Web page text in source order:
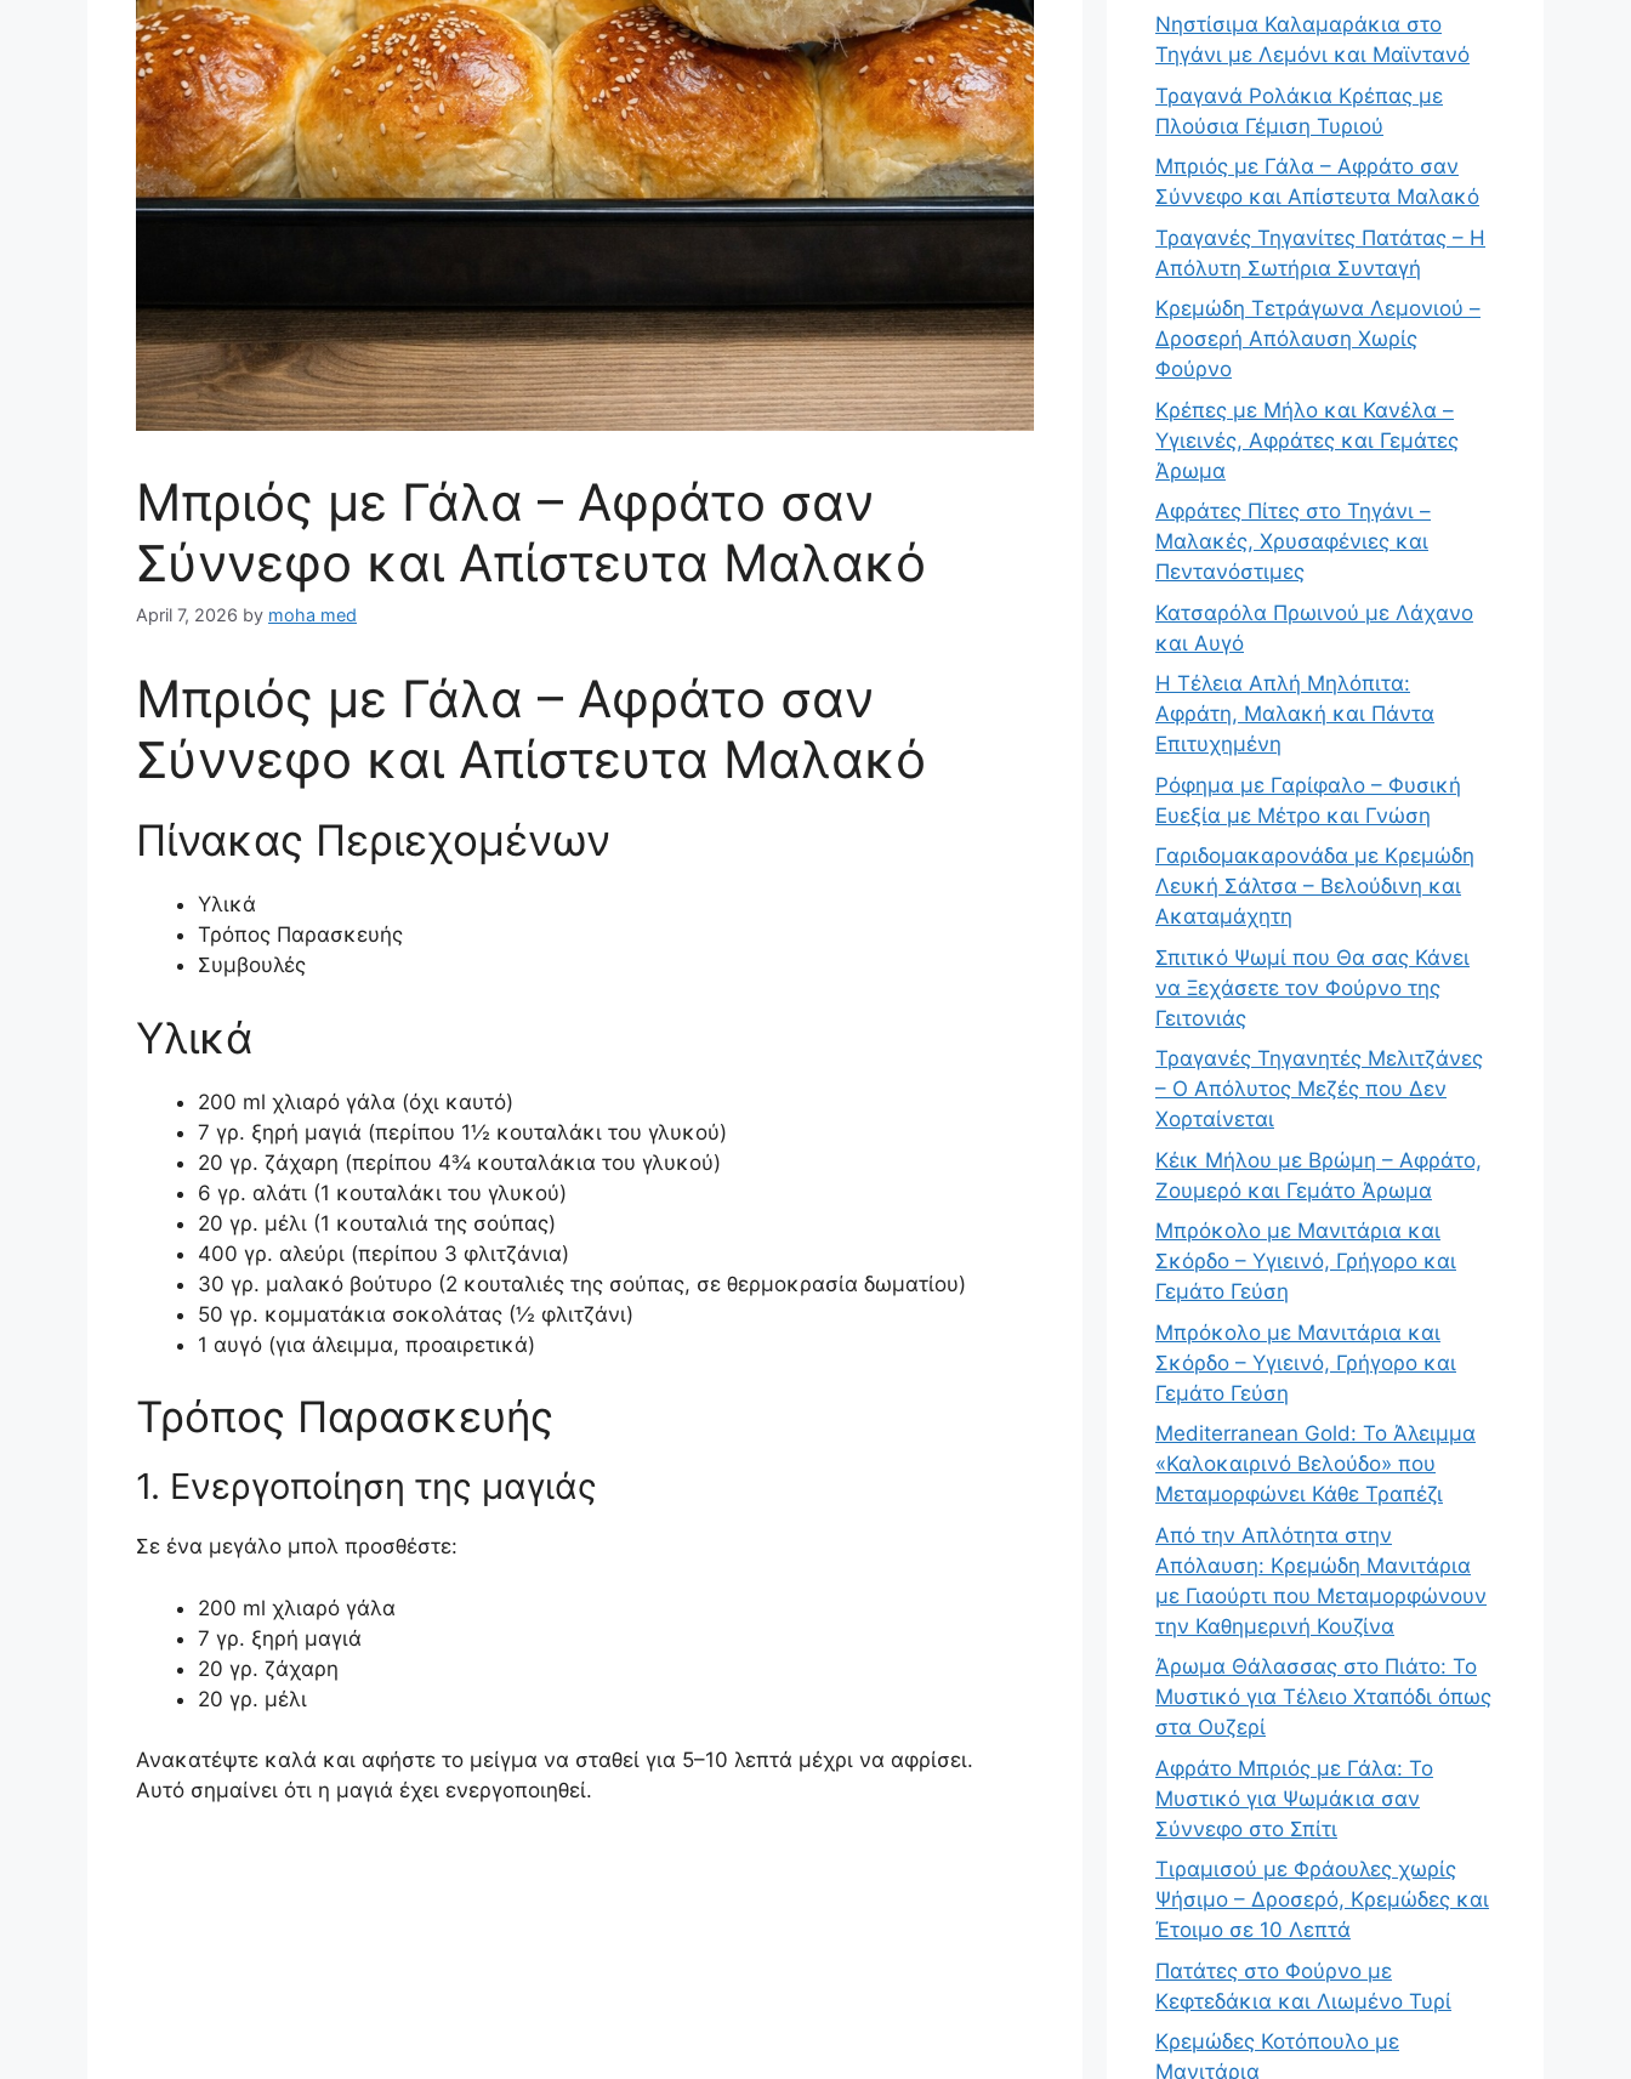
Μπριός με Γάλα – Αφράτο σαν
Σύννεφο και Απίστευτα Μαλακό
April 7, 2026 by moha med
Μπριός με Γάλα – Αφράτο σαν
Σύννεφο και Απίστευτα Μαλακό
Πίνακας Περιεχομένων
Υλικά
Τρόπος Παρασκευής
Συμβουλές
Υλικά
200 ml χλιαρό γάλα (όχι καυτό)
7 γρ. ξηρή μαγιά (περίπου 1½ κουταλάκι του γλυκού)
20 γρ. ζάχαρη (περίπου 4¾ κουταλάκια του γλυκού)
6 γρ. αλάτι (1 κουταλάκι του γλυκού)
20 γρ. μέλι (1 κουταλιά της σούπας)
400 γρ. αλεύρι (περίπου 3 φλιτζάνια)
30 γρ. μαλακό βούτυρο (2 κουταλιές της σούπας, σε θερμοκρασία δωματίου)
50 γρ. κομματάκια σοκολάτας (½ φλιτζάνι)
1 αυγό (για άλειμμα, προαιρετικά)
Τρόπος Παρασκευής
1. Ενεργοποίηση της μαγιάς
Σε ένα μεγάλο μπολ προσθέστε:
200 ml χλιαρό γάλα
7 γρ. ξηρή μαγιά
20 γρ. ζάχαρη
20 γρ. μέλι
Ανακατέψτε καλά και αφήστε το μείγμα να σταθεί για 5–10 λεπτά μέχρι να αφρίσει.
Αυτό σημαίνει ότι η μαγιά έχει ενεργοποιηθεί.
Νηστίσιμα Καλαμαράκια στο
Τηγάνι με Λεμόνι και Μαϊντανό
Τραγανά Ρολάκια Κρέπας με
Πλούσια Γέμιση Τυριού
Μπριός με Γάλα – Αφράτο σαν
Σύννεφο και Απίστευτα Μαλακό
Τραγανές Τηγανίτες Πατάτας – Η
Απόλυτη Σωτήρια Συνταγή
Κρεμώδη Τετράγωνα Λεμονιού –
Δροσερή Απόλαυση Χωρίς
Φούρνο
Κρέπες με Μήλο και Κανέλα –
Υγιεινές, Αφράτες και Γεμάτες
Άρωμα
Αφράτες Πίτες στο Τηγάνι –
Μαλακές, Χρυσαφένιες και
Πεντανόστιμες
Κατσαρόλα Πρωινού με Λάχανο
και Αυγό
Η Τέλεια Απλή Μηλόπιτα:
Αφράτη, Μαλακή και Πάντα
Επιτυχημένη
Ρόφημα με Γαρίφαλο – Φυσική
Ευεξία με Μέτρο και Γνώση
Γαριδομακαρονάδα με Κρεμώδη
Λευκή Σάλτσα – Βελούδινη και
Ακαταμάχητη
Σπιτικό Ψωμί που Θα σας Κάνει
να Ξεχάσετε τον Φούρνο της
Γειτονιάς
Τραγανές Τηγανητές Μελιτζάνες
– Ο Απόλυτος Μεζές που Δεν
Χορταίνεται
Κέικ Μήλου με Βρώμη – Αφράτο,
Ζουμερό και Γεμάτο Άρωμα
Μπρόκολο με Μανιτάρια και
Σκόρδο – Υγιεινό, Γρήγορο και
Γεμάτο Γεύση
Μπρόκολο με Μανιτάρια και
Σκόρδο – Υγιεινό, Γρήγορο και
Γεμάτο Γεύση
Mediterranean Gold: Το Άλειμμα
«Καλοκαιρινό Βελούδο» που
Μεταμορφώνει Κάθε Τραπέζι
Από την Απλότητα στην
Απόλαυση: Κρεμώδη Μανιτάρια
με Γιαούρτι που Μεταμορφώνουν
την Καθημερινή Κουζίνα
Άρωμα Θάλασσας στο Πιάτο: Το
Μυστικό για Τέλειο Χταπόδι όπως
στα Ουζερί
Αφράτο Μπριός με Γάλα: Το
Μυστικό για Ψωμάκια σαν
Σύννεφο στο Σπίτι
Τιραμισού με Φράουλες χωρίς
Ψήσιμο – Δροσερό, Κρεμώδες και
Έτοιμο σε 10 Λεπτά
Πατάτες στο Φούρνο με
Κεφτεδάκια και Λιωμένο Τυρί
Κρεμώδες Κοτόπουλο με
Μανιτάρια